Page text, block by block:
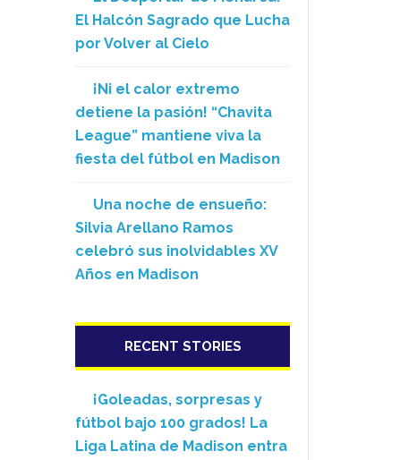
El Halcón Sagrado que Lucha
por Volver al Cielo
¡Ni el calor extremo
detiene la pasión! “Chavita
League” mantiene viva la
fiesta del fútbol en Madison
Una noche de ensueño:
Silvia Arellano Ramos
celebró sus inolvidables XV
Años en Madison
RECENT STORIES
¡Goleadas, sorpresas y
fútbol bajo 100 grados! La
Liga Latina de Madison entra